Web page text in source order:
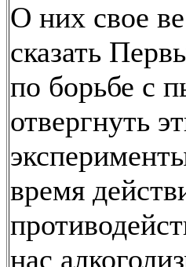
О них свое
сказать
по борьбе с
отвергнуть
время
нас